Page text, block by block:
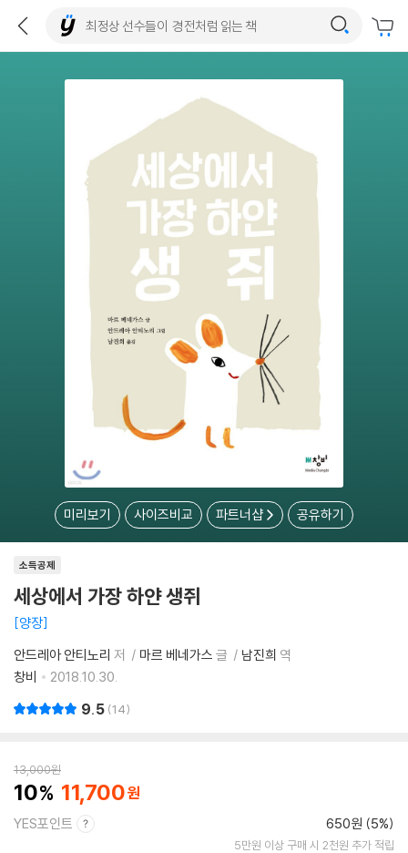
미리보기 사이즈비교 파트너샵 공유하기
소득공제
세상에서 가장 하얀 생쥐
양장
안드레아 안티노리 저 마르 베네가스 글 남진희 역
창비
2018.10.30.
9.5 14
13,000원
10 11,700
YES포인트 650원 (5%)
5만원 이상 구매 시 2천원 추가 적립